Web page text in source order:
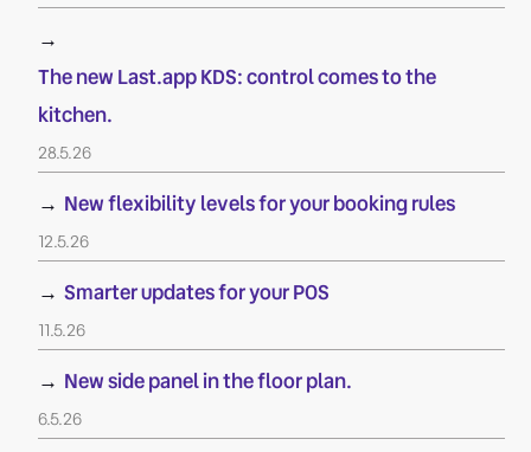
→
The new Last.app KDS: control comes to the
kitchen.
28.5.26
→ New flexibility levels for your booking rules
12.5.26
→ Smarter updates for your POS
11.5.26
→ New side panel in the floor plan.
6.5.26